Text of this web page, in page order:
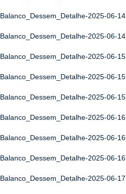
Balanco_Dessem_Detalhe-2025-06-14
Balanco_Dessem_Detalhe-2025-06-14
Balanco_Dessem_Detalhe-2025-06-15
Balanco_Dessem_Detalhe-2025-06-15
Balanco_Dessem_Detalhe-2025-06-15
Balanco_Dessem_Detalhe-2025-06-16
Balanco_Dessem_Detalhe-2025-06-16
Balanco_Dessem_Detalhe-2025-06-16
Balanco_Dessem_Detalhe-2025-06-17